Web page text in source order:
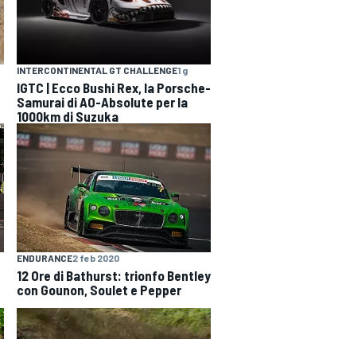
INTERCONTINENTAL GT CHALLENGE1 g
IGTC | Ecco Bushi Rex, la Porsche-
Samurai di AO-Absolute per la
1000km di Suzuka
ENDURANCE2 feb 2020
12 Ore di Bathurst: trionfo Bentley
con Gounon, Soulet e Pepper